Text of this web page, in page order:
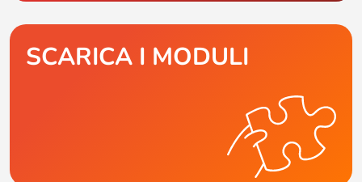
SCARICA I MODULI